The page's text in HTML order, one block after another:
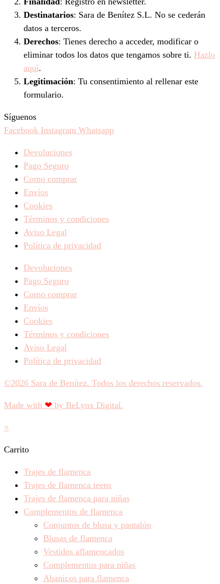
Destinatarios: Sara de Benítez S.L. No se cederán
datos a terceros.
Derechos: Tienes derecho a acceder, modificar o
eliminar todos los datos que tengamos sobre ti. Hazlo
aquí.
Legitimación: Tu consentimiento al rellenar este
formulario.
Síguenos
Facebook Instagram Whatsapp
Devoluciones
Pago Seguro
Como comprar
Envíos
Cookies
Términos y condiciones
Aviso Legal
Política de privacidad
Devoluciones
Pago Seguro
Como comprar
Envíos
Cookies
Términos y condiciones
Aviso Legal
Política de privacidad
©2026 Sara de Benítez. Todos los derechos reservados.
Made with ❤ by BeLynx Digital.​​
×
Carrito
Trajes de flamenca
Trajes de flamenca teens
Trajes de flamenca para niñas
Complementos de flamenca
Conjuntos de blusa y pantalón
Blusas de flamenca
Vestidos aflamencados
Complementos para niñas
Abanicos para flamenca